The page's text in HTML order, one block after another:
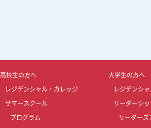
高校生の方へ
レジデンシャル・カレッジ
サマースクール
プログラム
大学生の方へ
レジデンシ
リーダーシ
リーダーズ